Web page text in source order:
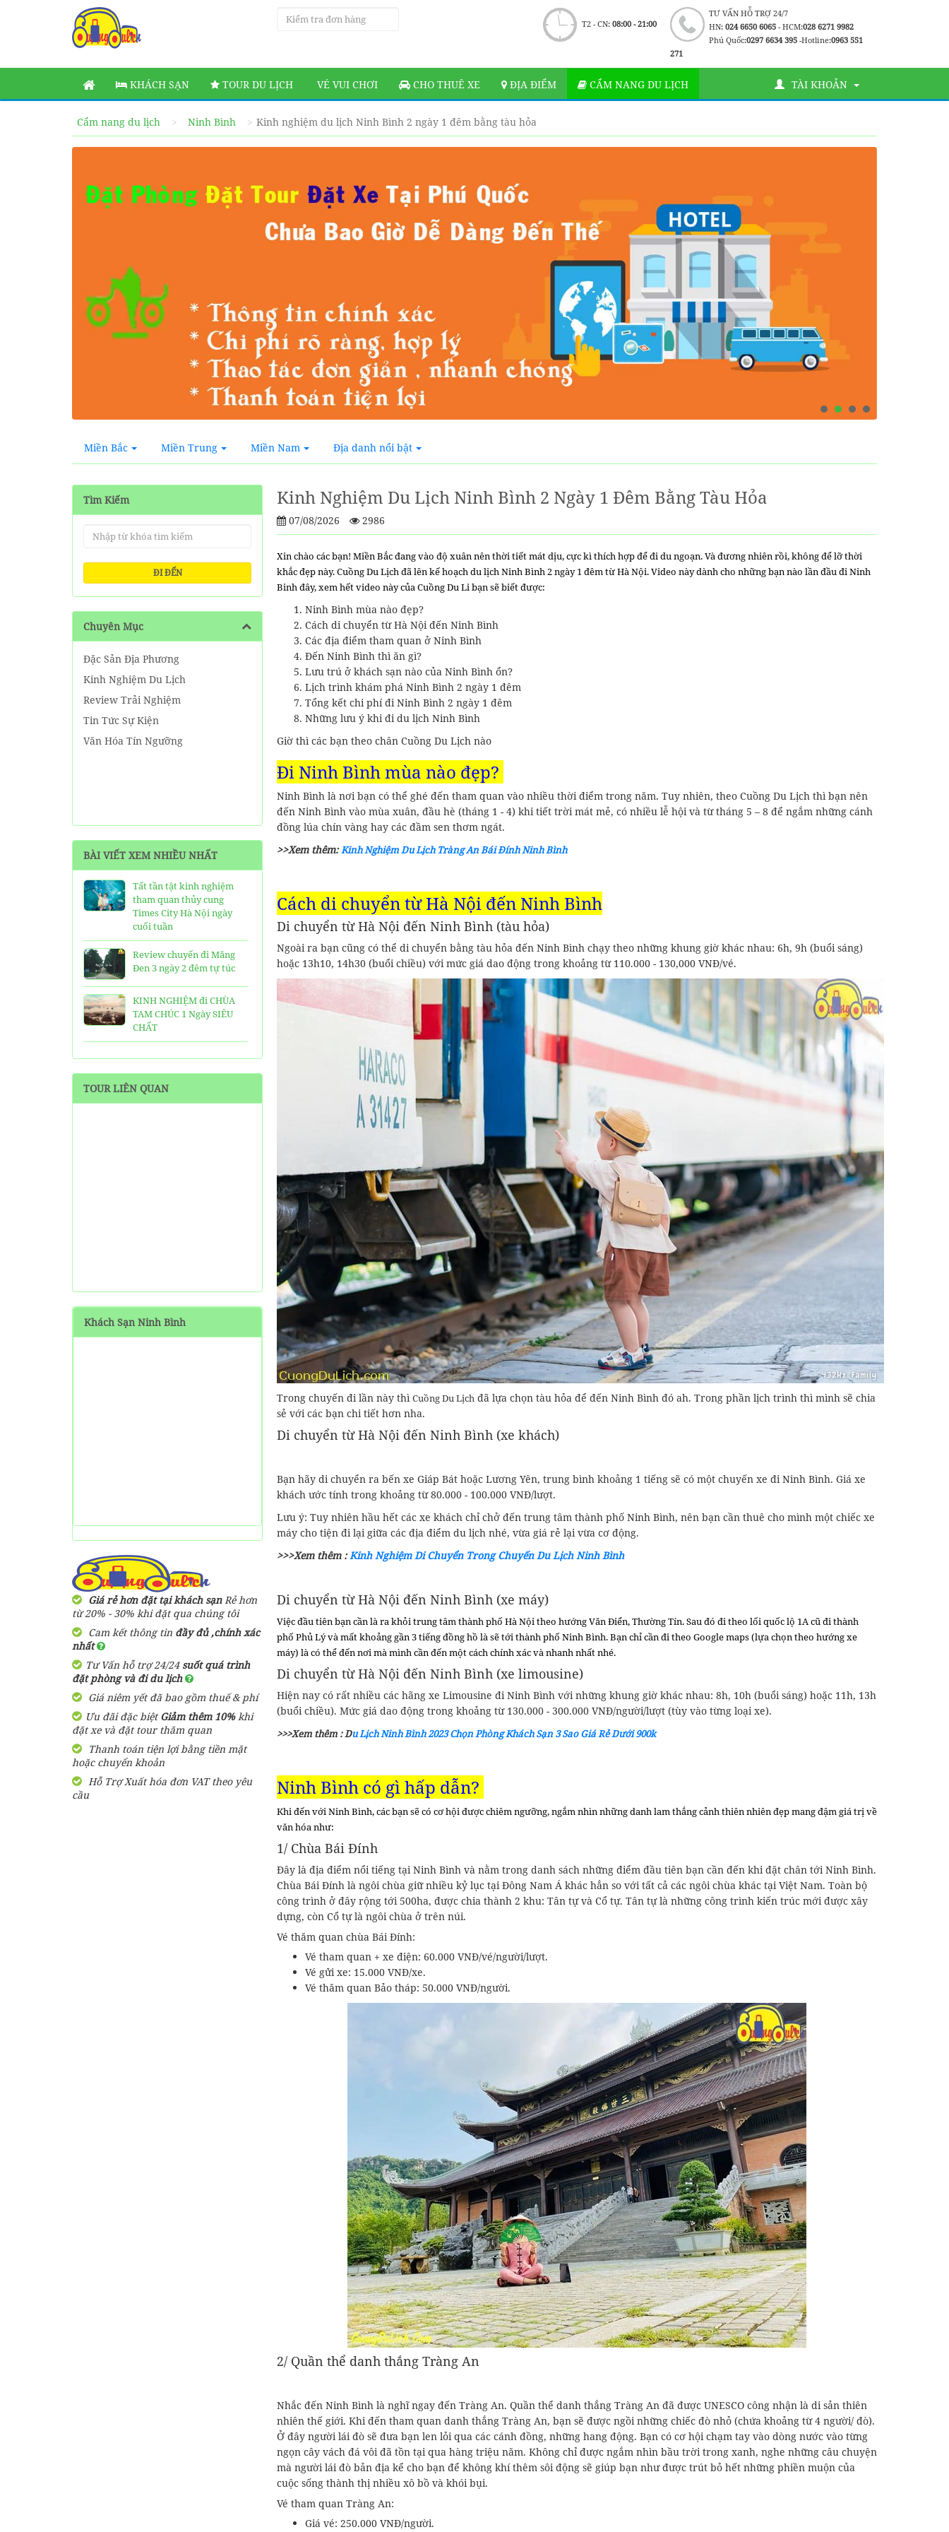
TƯ VẤN HỖ TRỢ 24/7
HN: 024 6650 6065- HCM:028 6271 9982
Phú Quốc:0297 6634 395 -Hotline:0963 551
271
T2 - CN: 08:00 - 21:00
KHÁCH SẠN TOUR DU LỊCH VÉ VUI CHƠI CHO THUÊ XE ĐỊA ĐIỂM CẨM NANG DU LỊCH TÀI KHOẢN
Cẩm nang du lịch Ninh Bình Kinh nghiệm du lịch Ninh Bình 2 ngày 1 đêm bằng tàu hỏa
Miền Bắc Miền Trung Miền Nam Địa danh nổi bật
Tìm Kiếm
ĐI ĐẾN
Chuyên Mục
Đặc Sản Địa Phương
Kinh Nghiệm Du Lịch
Review Trải Nghiệm
Tin Tức Sự Kiện
Văn Hóa Tín Ngưỡng
BÀI VIẾT XEM NHIỀU NHẤT
Tất tần tật kinh nghiệm
tham quan thủy cung
Times City Hà Nội ngày
cuối tuần
Review chuyến đi Măng
Đen 3 ngày 2 đêm tự túc
KINH NGHIỆM đi CHÙA
TAM CHÚC 1 Ngày SIÊU
CHẤT
25 Ngôi Chùa ở Sài Gòn
TOP 16 địa điểm du lịch
Măng Đen tự túc từ A-Z
HƯỚNG DẪN đi phượt Đảo
Thạnh An - Cần Giờ - Hồ
TOUR LIÊN QUAN
Khách Sạn Ninh Bình
Giá rẻ hơn đặt tại khách sạnRẻ hơn
từ 20% - 30% khi đặt qua chúng tôi
Cam kết thông tin đầy đủ ,chính xác
nhất
Tư Vấn hỗ trợ 24/24 suốt quá trình
đặt phòng và đi du lịch
Giá niêm yết đã bao gồm thuế & phí
Ưu đãi đặc biệtGiảm thêm 10%khi
đặt xe và đặt tour thăm quan
Thanh toán tiện lợi bằng tiền mặt
hoặc chuyển khoản
Hỗ Trợ Xuất hóa đơn VAT theo yêu
cầu
Kinh Nghiệm Du Lịch Ninh Bình 2 Ngày 1 Đêm Bằng Tàu Hỏa
07/08/2026 2986
Xin chào các bạn! Miền Bắc đang vào độ xuân nên thời tiết mát dịu, cực kì thích hợp để đi du ngoạn. Và đương nhiên rồi, không để lỡ thời
khắc đẹp này. Cuồng Du Lịch đã lên kế hoạch du lịch Ninh Bình 2 ngày 1 đêm từ Hà Nội. Video này dành cho những bạn nào lần đầu đi Ninh
Binh đây, xem hết video này của Cuồng Du Li bạn sẽ biết được:
Ninh Bình mùa nào đẹp?
Cách di chuyển từ Hà Nội đến Ninh Bình
Các địa điểm tham quan ở Ninh Bình
Đến Ninh Bình thì ăn gì?
Lưu trú ở khách sạn nào của Ninh Bình ổn?
Lịch trình khám phá Ninh Bình 2 ngày 1 đêm
Tổng kết chi phí đi Ninh Bình 2 ngày 1 đêm
Những lưu ý khi đi du lịch Ninh Bình
Giờ thì các bạn theo chân Cuồng Du Lịch nào
Đi Ninh Bình mùa nào đẹp?
Ninh Bình là nơi bạn có thể ghé đến tham quan vào nhiều thời điểm trong năm. Tuy nhiên, theo Cuồng Du Lịch thì bạn nên
đến Ninh Bình vào mùa xuân, đầu hè (tháng 1 - 4) khi tiết trời mát mẻ, có nhiều lễ hội và từ tháng 5 – 8 để ngắm những cánh
đồng lúa chín vàng hay các đầm sen thơm ngát.
>>Xem thêm:Kinh Nghiệm Du Lịch Tràng An Bái Đính Ninh Bình
Cách di chuyển từ Hà Nội đến Ninh Bình
Di chuyển từ Hà Nội đến Ninh Bình (tàu hỏa)
Ngoài ra bạn cũng có thể di chuyển bằng tàu hỏa đến Ninh Bình chạy theo những khung giờ khác nhau: 6h, 9h (buổi sáng)
hoặc 13h10, 14h30 (buổi chiều) với mức giá dao động trong khoảng từ 110.000 - 130,000 VNĐ/vé.
Trong chuyến đi lần này thìCuồng Du Lịch đã lựa chọn tàu hỏa để đến Ninh Bình đó ah. Trong phần lịch trình thì mình sẽ chia
sẻ với các bạn chi tiết hơn nha.
Di chuyển từ Hà Nội đến Ninh Bình (xe khách)
Bạn hãy di chuyển ra bến xe Giáp Bát hoặc Lương Yên, trung bình khoảng 1 tiếng sẽ có một chuyến xe đi Ninh Bình. Giá xe
khách ước tính trong khoảng từ 80.000 - 100.000 VNĐ/lượt.
Lưu ý: Tuy nhiên hầu hết các xe khách chỉ chở đến trung tâm thành phố Ninh Bình, nên bạn cần thuê cho mình một chiếc xe
máy cho tiện đi lại giữa các địa điểm du lịch nhé, vừa giá rẻ lại vừa cơ động.
>>>Xem thêm :Kinh Nghiệm Di Chuyển Trong Chuyến Du Lịch Ninh Bình
Di chuyển từ Hà Nội đến Ninh Bình (xe máy)
Việc đầu tiên bạn cần là ra khỏi trung tâm thành phố Hà Nội theo hướng Văn Điển, Thường Tín. Sau đó đi theo lối quốc lộ 1A cũ đi thành
phố Phủ Lý và mất khoảng gần 3 tiếng đồng hồ là sẽ tới thành phố Ninh Bình. Bạn chỉ cần đi theo Google maps (lựa chọn theo hướng xe
máy) là có thể đến nơi mà mình cần đến một cách chính xác và nhanh nhất nhé.
Di chuyển từ Hà Nội đến Ninh Bình (xe limousine)
Hiện nay có rất nhiều các hãng xe Limousine đi Ninh Bình với những khung giờ khác nhau: 8h, 10h (buổi sáng) hoặc 11h, 13h
(buổi chiều). Mức giá dao động trong khoảng từ 130.000 - 300.000 VNĐ/người/lượt (tùy vào từng loại xe).
>>>Xem thêm :Du Lịch Ninh Bình 2023 Chọn Phòng Khách Sạn 3 Sao Giá Rẻ Dưới 900k
Ninh Bình có gì hấp dẫn?
Khi đến với Ninh Bình, các bạn sẽ có cơ hội được chiêm ngưỡng, ngắm nhìn những danh lam thắng cảnh thiên nhiên đẹp mang đậm giá trị về
văn hóa như:
1/ Chùa Bái Đính
Đây là địa điểm nổi tiếng tại Ninh Bình và nằm trong danh sách những điểm đầu tiên bạn cần đến khi đặt chân tới Ninh Bình.
Chùa Bái Đính là ngôi chùa giữ nhiều kỷ lục tại Đông Nam Á khác hẳn so với tất cả các ngôi chùa khác tại Việt Nam. Toàn bộ
công trình ở đây rộng tới 500ha, được chia thành 2 khu: Tân tự và Cổ tự. Tân tự là những công trình kiến trúc mới được xây
dựng, còn Cổ tự là ngôi chùa ở trên núi.
Vé thăm quan chùa Bái Đính:
Vé tham quan + xe điện: 60.000 VNĐ/vé/người/lượt.
Vé gửi xe: 15.000 VNĐ/xe.
Vé thăm quan Bảo tháp: 50.000 VNĐ/người.
2/ Quần thể danh thắng Tràng An
Nhắc đến Ninh Bình là nghĩ ngay đến Tràng An. Quần thể danh thắng Tràng An đã được UNESCO công nhận là di sản thiên
nhiên thế giới. Khi đến tham quan danh thắng Tràng An, bạn sẽ được ngồi những chiếc đò nhỏ (chứa khoảng từ 4 người/ đò).
Ở đây người lái đò sẽ đưa bạn len lỏi qua các cánh đồng, những hang động. Bạn có cơ hội chạm tay vào dòng nước vào từng
ngọn cây vách đá vôi đã tồn tại qua hàng triệu năm. Không chỉ được ngắm nhìn bầu trời trong xanh, nghe những câu chuyện
mà người lái đò bản địa kể cho bạn để không khí thêm sôi động sẽ giúp bạn như được trút bỏ hết những phiền muộn của
cuộc sống thành thị nhiều xô bồ và khói bụi.
Vé tham quan Tràng An:
Giá vé: 250.000 VNĐ/người.